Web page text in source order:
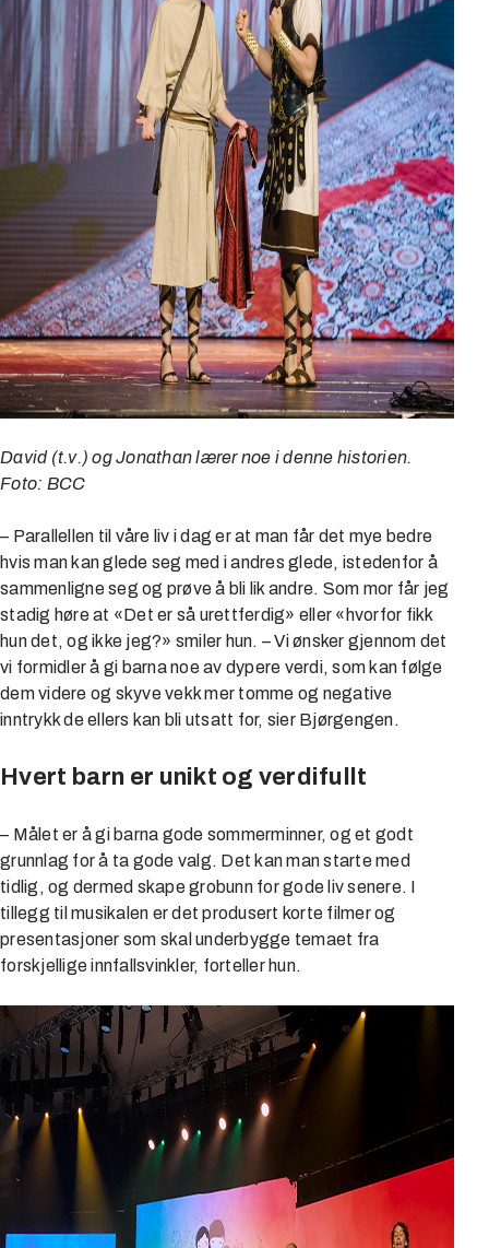
David (t.v.) og Jonathan lærer noe i denne historien.
Foto: BCC
– Parallellen til våre liv i dag er at man får det mye bedre
hvis man kan glede seg med i andres glede, istedenfor å
sammenligne seg og prøve å bli lik andre. Som mor får jeg
stadig høre at «Det er så urettferdig» eller «hvorfor fikk
hun det, og ikke jeg?» smiler hun. – Vi ønsker gjennom det
vi formidler å gi barna noe av dypere verdi, som kan følge
dem videre og skyve vekk mer tomme og negative
inntrykk de ellers kan bli utsatt for, sier Bjørgengen.
Hvert barn er unikt og verdifullt
– Målet er å gi barna gode sommerminner, og et godt
grunnlag for å ta gode valg. Det kan man starte med
tidlig, og dermed skape grobunn for gode liv senere. I
tillegg til musikalen er det produsert korte filmer og
presentasjoner som skal underbygge temaet fra
forskjellige innfallsvinkler, forteller hun.